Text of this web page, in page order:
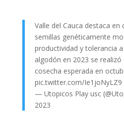
Valle del Cauca destaca
semillas genéticamente
productividad y tolerancia
algodón en 2023 se
cosecha esperada en
pic.twitter.com/Ie1joNyLZ9
— Utopicos Play usc
2023